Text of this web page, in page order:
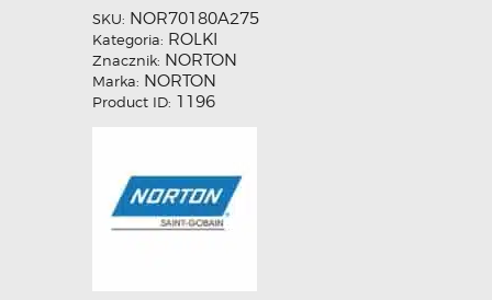
SKU: NOR70180A275
Kategoria: ROLKI
Znacznik: NORTON
Marka: NORTON
Product ID: 1196